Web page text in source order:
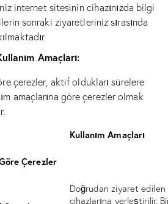
internet sitesinin cihazınızda bilgi
sonraki ziyaretleriniz sırasında
Amaçları:
çerezler, aktif oldukları sürelere
amaçlarına göre çerezler olmak
Kullanım Amaçları
Çerezler
Doğrudan ziyaret
cihazlarına yerleştirilir.